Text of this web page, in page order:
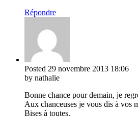
Répondre
Posted 29 novembre 2013 18:06
by nathalie
Bonne chance pour demain, je
Aux chanceuses je vous dis à vos
Bises à toutes.